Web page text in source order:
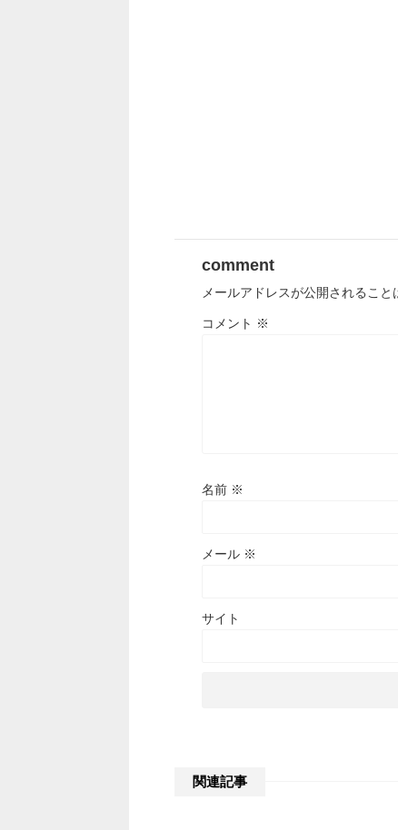
comment
メールアドレスが公開されること
コメント ※
名前 ※
メール ※
サイト
関連記事